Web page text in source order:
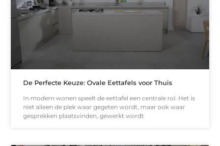
De Perfecte Keuze: Ovale Eettafels voor Thuis
In modern wonen speelt de eettafel een centrale rol. Het is
niet alleen de plek waar gegeten wordt, maar ook waar
gesprekken plaatsvinden, gewerkt wordt